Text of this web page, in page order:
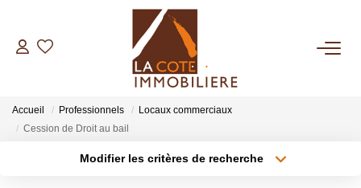
ACHETER
Accueil Professionnels
Locaux commerciaux
Cession de Droit au bail
Modifier les critères de recherche